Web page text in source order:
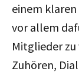
einem klaren
vor allem
Mitglieder
Zuhören,